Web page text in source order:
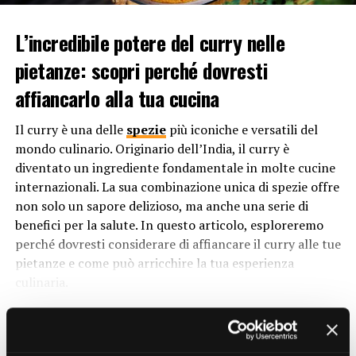
delizia culinaria ha origini intriganti e affonda le sue
radici nella storia e nella tradizione. L’aggettivo
“pasticcera” deriva dal termine “pasticcere”, che indica
una persona che lavora nel settore della pasticceria. In
origine, la crema pasticcera era associata
principalmente alle preparazioni dolci delle pasticcerie,
da qui l’attributo “pasticcera” nel suo nome.
Tuttavia, il termine “crema” richiama direttamente la
sua consistenza morbida e vellutata. Questa crema è
ottenuta dalla miscelazione di ingredienti come latte,
tuorli d’uovo,zuccheroe farina o amido di mais, che
vengono cotti fino a ottenere una consistenza densa e
sua stretta associazione con il mondo della pasticceria.
L’incredibile potere del curry nelle
pietanze: scopri perché dovresti
affiancarlo alla tua cucina
Il curry è una delle speziepiù iconiche e versatili del
mondo culinario. Originario dell’India, il curry è
diventato un ingrediente fondamentale in molte cucine
internazionali. La sua combinazione unica di spezie offre
non solo un sapore delizioso, ma anche una serie di
benefici per la salute. In questo articolo, esploreremo
perché dovresti considerare di affiancare il curry alle tue
pietanze e come può arricchire la tua esperienza
Il curry è una miscela di spezie
che varia da regione a regione e da ricetta a ricetta.
CONTINUE READING